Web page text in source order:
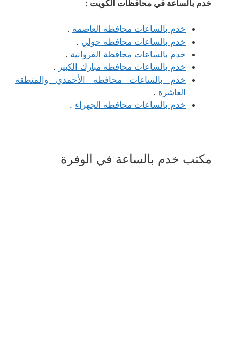
خدم بالساعة في محافظات الكويت :
خدم بالساعات محافظة العاصمة .
خدم بالساعات محافظة حولي .
خدم بالساعات محافظة الفروانية .
خدم بالساعات محافظة مبارك الكبير .
خدم بالساعات محافظة الأحمدي والمنطقة
العاشرة .
خدم بالساعات محافظة الجهراء .
مكتب خدم بالساعة في الوفرة